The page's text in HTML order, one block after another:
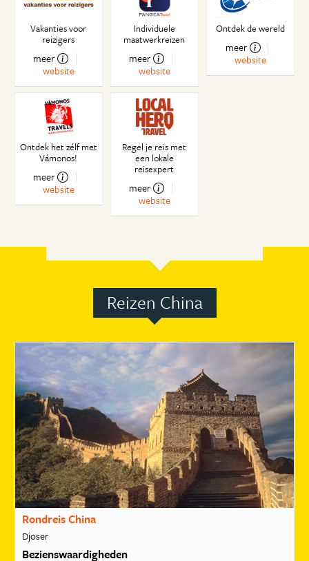
Vakanties voor
reizigers
meer
website
Individuele
maatwerkreizen
meer
website
Ontdek de wereld
meer
website
Ontdek het zélf met
Vámonos!
meer
website
Regel je reis met
een lokale
reisexpert
meer
website
Reizen China
Rondreis China
Djoser
Bezienswaardigheden